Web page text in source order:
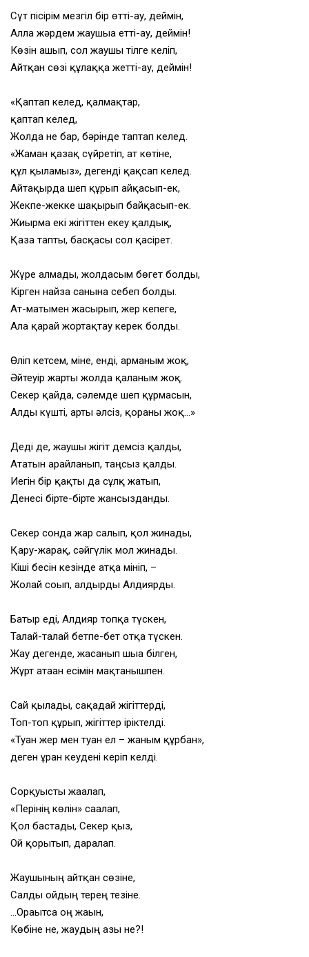
Сүт пісірім мезгіл бір өтті-ау, деймін,
Алла жәрдем жаушыға етті-ау, деймін!
Көзін ашып, сол жаушы тілге келіп,
Айтқан сөзі құлаққа жетті-ау, деймін!
«Қаптап келед, қалмақтар,
қаптап келед,
Жолда не бар, бәрінде таптап келед.
«Жаман қазақ сүйретіп, ат көтіне,
құл қыламыз», дегенді қақсап келед.
Айтақырда шеп құрып айқасып-ек,
Жекпе-жекке шақырып байқасып-ек.
Жиырма екі жігіттен екеу қалдық,
Қаза тапты, басқасы сол қасірет.
Жүре алмады, жолдасым бөгет болды,
Кірген найза санына себеп болды.
Ат-матымен жасырып, жер кепеге,
Алға қарай жортақтау керек болды.
Өліп кетсем, міне, енді, арманым жоқ,
Әйтеуір жарты жолда қалғаным жоқ.
Секер қайда, сәлемде шеп құрмасын,
Алды күшті, арты әлсіз, қорғаны жоқ…»
Деді де, жаушы жігіт демсіз қалды,
Ататын арайланып, таңсыз қалды.
Иегін бір қақты да сұлқ жатып,
Денесі бірте-бірте жансызданды.
Секер сонда жар салып, қол жинады,
Қару-жарақ, сәйгүлік мол жинады.
Кіші бесін кезінде атқа мініп, –
Жолай соғып, алдырды Алдиярды.
Батыр еді, Алдияр топқа түскен,
Талай-талай бетпе-бет отқа түскен.
Жау дегенде, жасанып шыға білген,
Жұрт атаған есімін мақтанышпен.
Сай қылады, сақадай жігіттерді,
Топ-топ құрып, жігіттер іріктелді.
«Туған жер мен туған ел – жаным құрбан»,
деген ұран кеудені керіп келді.
Сорқуысты жағалап,
«Перінің көлін» сағалап,
Қол бастады, Секер қыз,
Ой қорытып, даралап.
Жаушының айтқан сөзіне,
Салды ойдың терең тезіне.
…Орағытса оң жағын,
Көбіне не, жаудың азы не?!